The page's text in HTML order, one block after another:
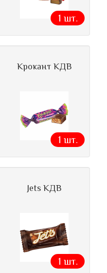
1 шт.
Крокант КДВ
1 шт.
Jets КДВ
1 шт.